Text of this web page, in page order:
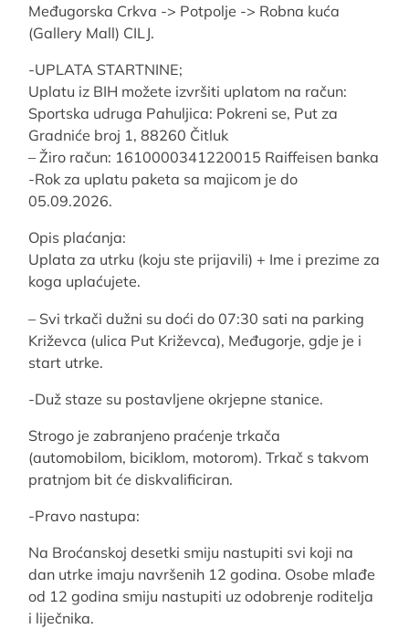
Međugorska Crkva -> Potpolje -> Robna kuća
(Gallery Mall) CILJ.
-UPLATA STARTNINE;
Uplatu iz BIH možete izvršiti uplatom na račun:
Sportska udruga Pahuljica: Pokreni se, Put za
Gradniće broj 1, 88260 Čitluk
– Žiro račun: 1610000341220015 Raiffeisen banka
-Rok za uplatu paketa sa majicom je do
05.09.2026.
Opis plaćanja:
Uplata za utrku (koju ste prijavili) + Ime i prezime za
koga uplaćujete.
– Svi trkači dužni su doći do 07:30 sati na parking
Križevca (ulica Put Križevca), Međugorje, gdje je i
start utrke.
-Duž staze su postavljene okrjepne stanice.
Strogo je zabranjeno praćenje trkača
(automobilom, biciklom, motorom). Trkač s takvom
pratnjom bit će diskvalificiran.
-Pravo nastupa:
Na Broćanskoj desetki smiju nastupiti svi koji na
dan utrke imaju navršenih 12 godina. Osobe mlađe
od 12 godina smiju nastupiti uz odobrenje roditelja
i liječnika.